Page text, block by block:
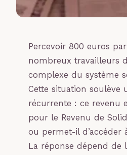
Percevoir 800 euros
nombreux travailleurs
complexe du système
Cette situation soulève
récurrente : ce revenu
pour le Revenu de
ou permet-il d’accéder
La réponse dépend de